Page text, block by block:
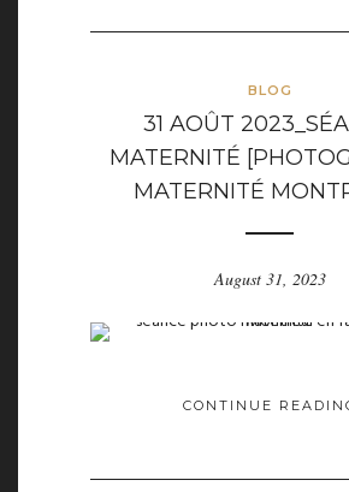
BLOG
31 AOÛT
MATERNITÉ
MATERNITÉ
August 31, 2023
CONTINUE